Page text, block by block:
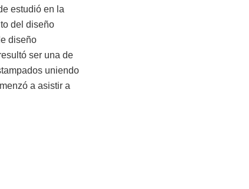
estudió en la
del diseño
diseño
ser una de
uniendo
a asistir a